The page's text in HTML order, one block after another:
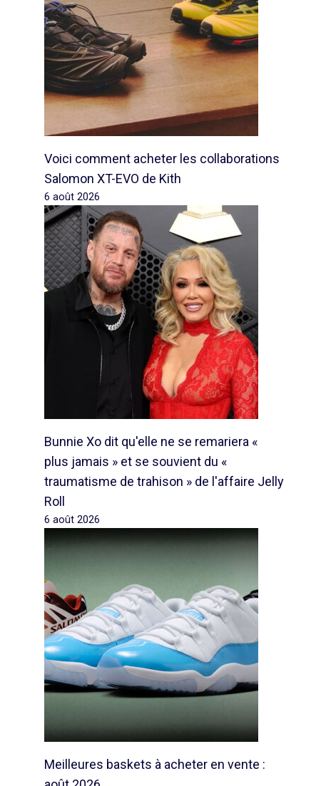
Voici comment acheter les collaborations
Salomon XT-EVO de Kith
6 août 2026
Bunnie Xo dit qu'elle ne se remariera «
plus jamais » et se souvient du «
traumatisme de trahison » de l'affaire Jelly
Roll
6 août 2026
Meilleures baskets à acheter en vente :